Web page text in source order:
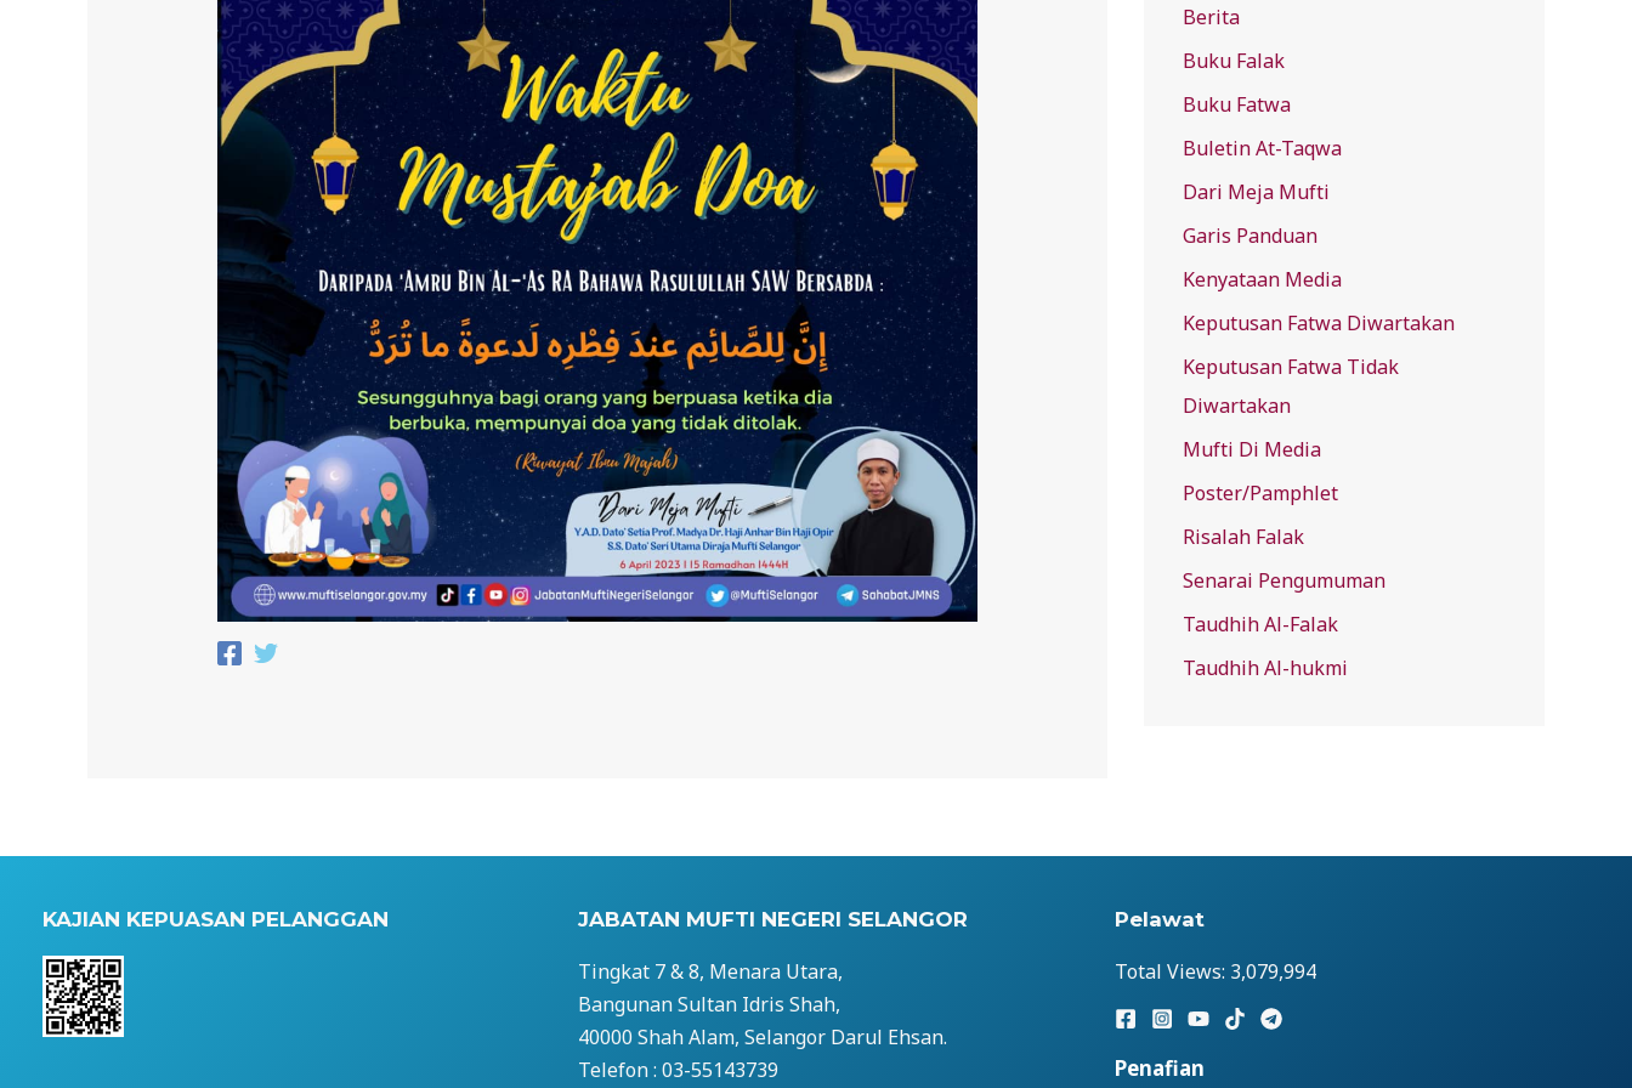
f
o
r
:
Berita
Buku Falak
Buku Fatwa
Buletin At-Taqwa
Dari Meja Mufti
Garis Panduan
Kenyataan Media
Keputusan Fatwa Diwartakan
Keputusan Fatwa Tidak
Diwartakan
Mufti Di Media
Poster/Pamphlet
Risalah Falak
Senarai Pengumuman
Taudhih Al-Falak
Taudhih Al-hukmi
KAJIAN KEPUASAN PELANGGAN JABATAN MUFTI NEGERI SELANGOR
Tingkat 7 & 8, Menara Utara,
Bangunan Sultan Idris Shah,
40000 Shah Alam, Selangor Darul Ehsan.
Telefon : 03-55143739
Pelawat
Total Views: 3,079,994
Penafian